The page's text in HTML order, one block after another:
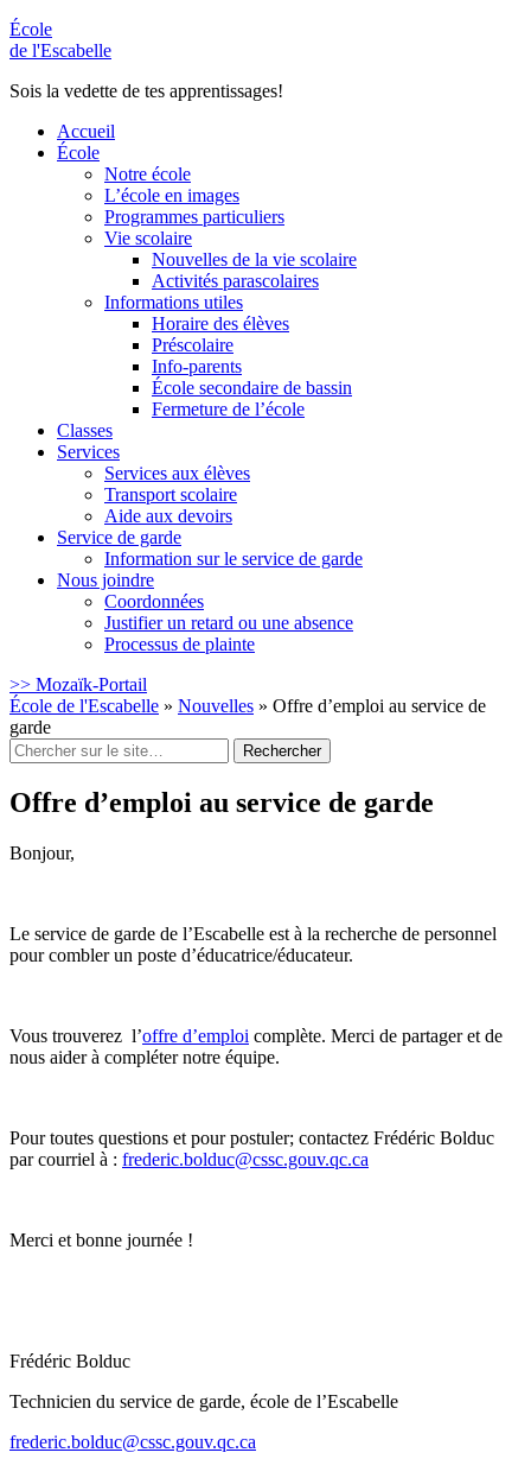
École
de l'Escabelle
Sois la vedette de tes apprentissages!
Accueil
École
Notre école
L’école en images
Programmes particuliers
Vie scolaire
Nouvelles de la vie scolaire
Activités parascolaires
Informations utiles
Horaire des élèves
Préscolaire
Info-parents
École secondaire de bassin
Fermeture de l’école
Classes
Services
Services aux élèves
Transport scolaire
Aide aux devoirs
Service de garde
Information sur le service de garde
Nous joindre
Coordonnées
Justifier un retard ou une absence
Processus de plainte
>> Mozaïk-Portail
École de l'Escabelle » Nouvelles » Offre d’emploi au service de
garde
Rechercher
:
Offre d’emploi au service de garde
Bonjour,
Le service de garde de l’Escabelle est à la recherche de personnel
pour combler un poste d’éducatrice/éducateur.
Vous trouverez l’offre d’emploi complète. Merci de partager et de
nous aider à compléter notre équipe.
Pour toutes questions et pour postuler; contactez Frédéric Bolduc
par courriel à : frederic.bolduc@cssc.gouv.qc.ca
Merci et bonne journée !
Frédéric Bolduc
Technicien du service de garde, école de l’Escabelle
frederic.bolduc@cssc.gouv.qc.ca